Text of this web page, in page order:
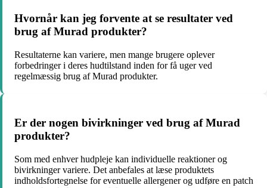
Hvornår kan jeg forvente at se resultater ved
brug af Murad produkter?
Resultaterne kan variere, men mange brugere oplever
forbedringer i deres hudtilstand inden for få uger ved
regelmæssig brug af Murad produkter.
Er der nogen bivirkninger ved brug af Murad
produkter?
Som med enhver hudpleje kan individuelle reaktioner og
bivirkninger variere. Det anbefales at læse produktets
indholdsfortegnelse for eventuelle allergener og udføre en patch